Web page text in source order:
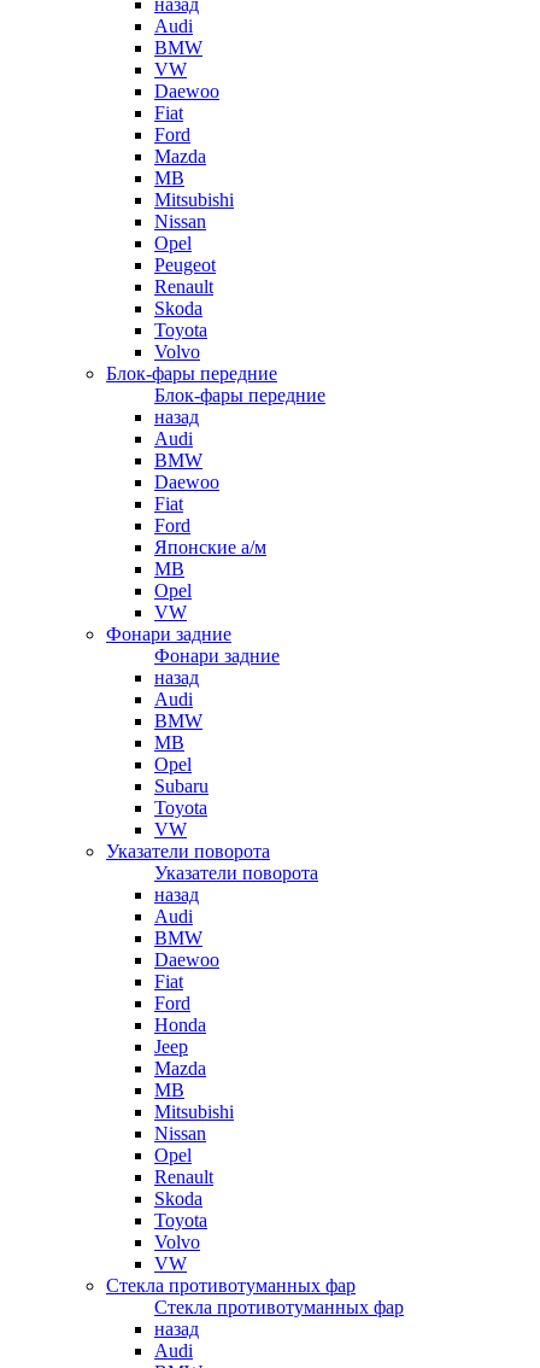
назад
Audi
BMW
VW
Daewoo
Fiat
Ford
Mazda
MB
Mitsubishi
Nissan
Opel
Peugeot
Renault
Skoda
Toyota
Volvo
Блок-фары передние
Блок-фары передние
назад
Audi
BMW
Daewoo
Fiat
Ford
Японские а/м
MB
Opel
VW
Фонари задние
Фонари задние
назад
Audi
BMW
MB
Opel
Subaru
Toyota
VW
Указатели поворота
Указатели поворота
назад
Audi
BMW
Daewoo
Fiat
Ford
Honda
Jeep
Mazda
MB
Mitsubishi
Nissan
Opel
Renault
Skoda
Toyota
Volvo
VW
Стекла противотуманных фар
Стекла противотуманных фар
назад
Audi